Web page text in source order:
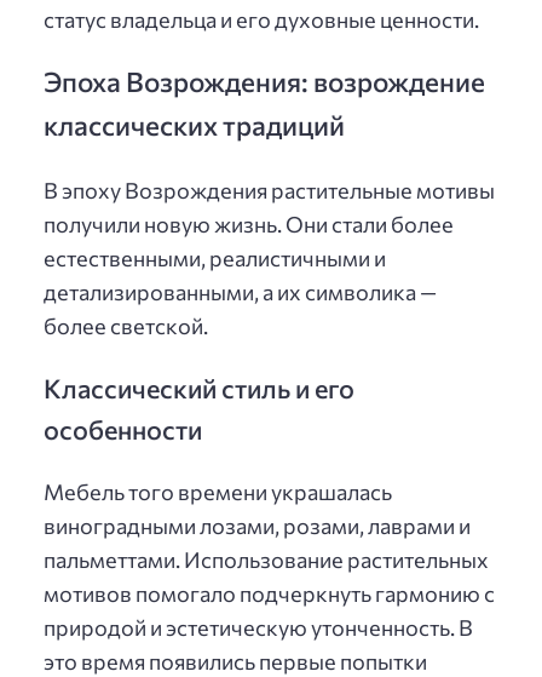
статус владельца и его духовные ценности.
Эпоха Возрождения: возрождение
классических традиций
В эпоху Возрождения растительные мотивы
получили новую жизнь. Они стали более
естественными, реалистичными и
детализированными, а их символика —
более светской.
Классический стиль и его
особенности
Мебель того времени украшалась
виноградными лозами, розами, лаврами и
пальметтами. Использование растительных
мотивов помогало подчеркнуть гармонию с
природой и эстетическую утонченность. В
это время появились первые попытки